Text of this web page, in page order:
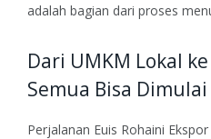
adalah bagian dari proses
Dari UMKM Lokal
Semua Bisa
Perjalanan Euis Rohaini